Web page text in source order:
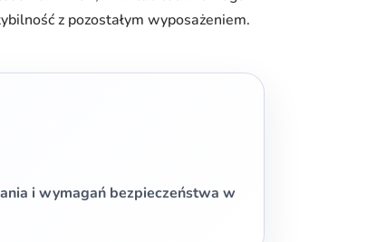
z pozostałym wyposażeniem.
i wymagań bezpieczeństwa w